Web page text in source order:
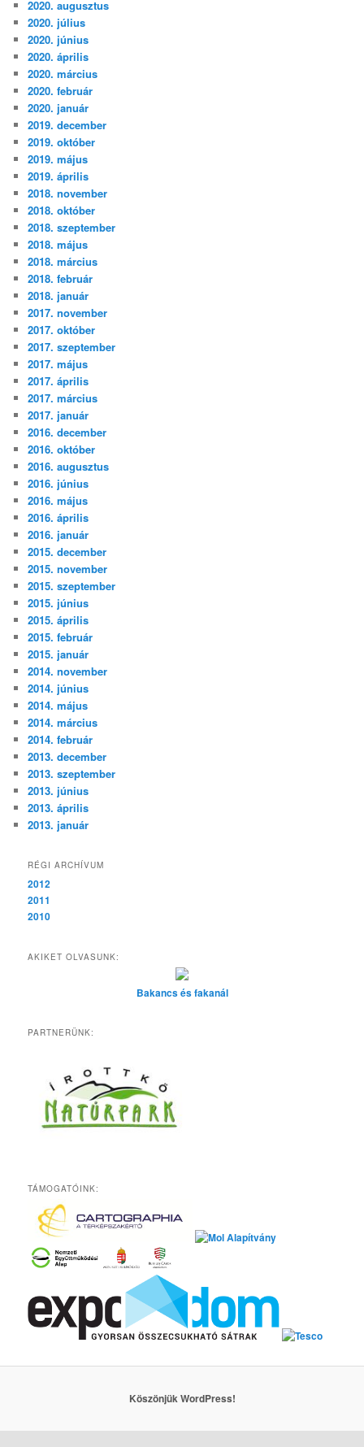
2020. augusztus
2020. július
2020. június
2020. április
2020. március
2020. február
2020. január
2019. december
2019. október
2019. május
2019. április
2018. november
2018. október
2018. szeptember
2018. május
2018. március
2018. február
2018. január
2017. november
2017. október
2017. szeptember
2017. május
2017. április
2017. március
2017. január
2016. december
2016. október
2016. augusztus
2016. június
2016. május
2016. április
2016. január
2015. december
2015. november
2015. szeptember
2015. június
2015. április
2015. február
2015. január
2014. november
2014. június
2014. május
2014. március
2014. február
2013. december
2013. szeptember
2013. június
2013. április
2013. január
RÉGI ARCHÍVUM
2012
2011
2010
AKIKET OLVASUNK:
Bakancs és fakanál
PARTNERÜNK:
TÁMOGATÓINK:
Köszönjük WordPress!